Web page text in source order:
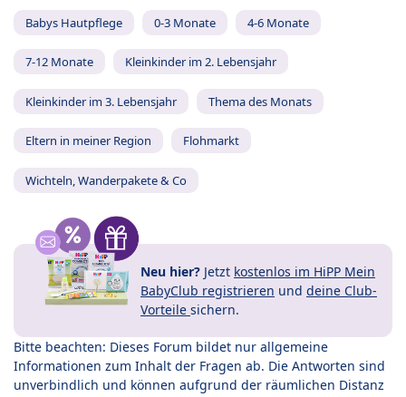
Babys Hautpflege 0-3 Monate 4-6 Monate
7-12 Monate Kleinkinder im 2. Lebensjahr
Kleinkinder im 3. Lebensjahr Thema des Monats
Eltern in meiner Region Flohmarkt
Wichteln, Wanderpakete & Co
Neu hier? Jetzt kostenlos im HiPP Mein
BabyClub registrieren und deine Club-
Vorteile sichern.
Bitte beachten: Dieses Forum bildet nur allgemeine
Informationen zum Inhalt der Fragen ab. Die Antworten sind
unverbindlich und können aufgrund der räumlichen Distanz